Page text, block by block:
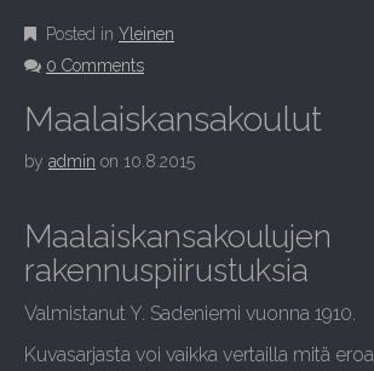
M
E
N
U
C
N
E
T
Posted in Yleinen
0 Comments
Maalaiskansakoulut
by admin on 10.8.2015
Maalaiskansakoulujen
rakennuspiirustuksia
Valmistanut Y. Sadeniemi vuonna 1910.
Kuvasarjasta voi vaikka vertailla mitä